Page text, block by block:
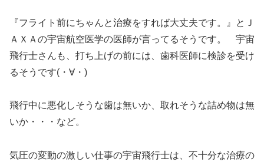
『フライト前にちゃんと治療をすれば大丈夫です。』とＪ
ＡＸＡの宇宙航空医学の医師が言ってるそうです。 宇宙
飛行士さんも、打ち上げの前には、歯科医師に検診を受け
るそうです(・∀・)
飛行中に悪化しそうな歯は無いか、取れそうな詰め物は無
いか・・・など。
気圧の変動の激しい仕事の宇宙飛行士は、不十分な治療の